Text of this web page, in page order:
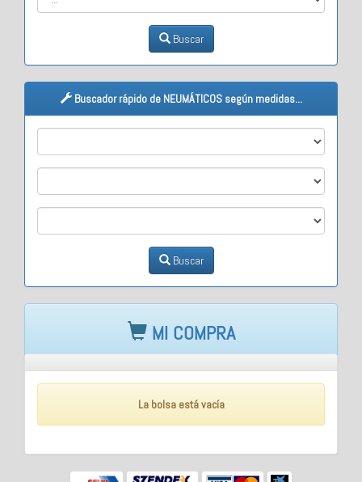
Buscar
Buscador rápido de NEUMÁTICOS según medidas...
Buscar
MI COMPRA
La bolsa está vacía